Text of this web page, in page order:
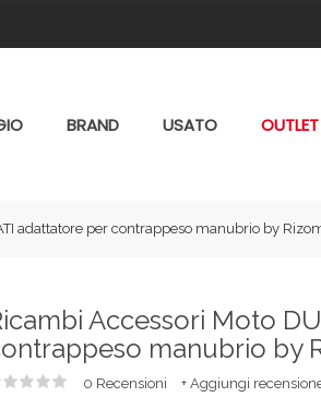
BRAND USATO OUTLET
adattatore per contrappeso manubrio by
Accessori Moto
manubrio by
0 Recensioni + Aggiungi